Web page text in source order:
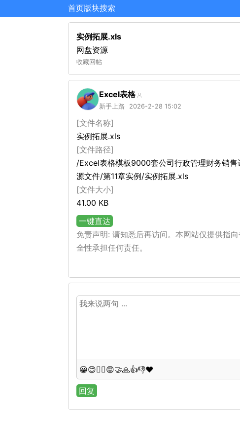
首页版块搜索
实例拓展.xls
网盘资源
收藏回帖
Excel表格
新手上路 2026-2-28 15:02
[文件名称]
实例拓展.xls
[文件路径]
/Excel表格模板9000套公司行政管理财务销
源文件/第11章实例/实例拓展.xls
[文件大小]
41.00 KB
一键直达
免责声明: 请知悉后再访问。本网站仅提供指
全性承担任何责任。
😀😊😵‍💫😡🤝🙏👍👎❤️
回复